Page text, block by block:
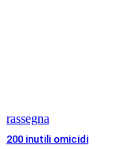
rassegna
200 inutili omicidi